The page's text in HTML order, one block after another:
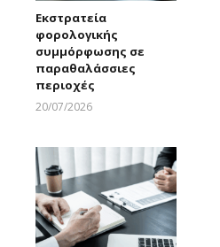
Εκστρατεία
φορολογικής
συμμόρφωσης σε
παραθαλάσσιες
περιοχές
20/07/2026